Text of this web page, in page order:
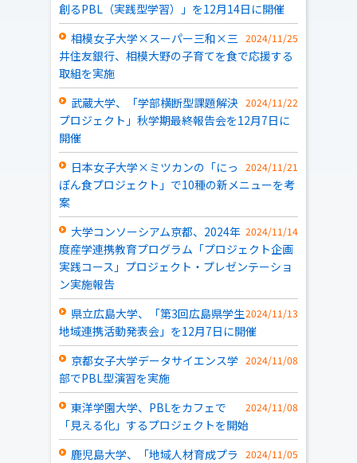
創るPBL（実践型学習）」を12月14日に開催
2024/11/25
相模女子大学×スーパー三和×三
井住友銀行、相模大野の子育てを食で応援する
取組を実施
2024/11/22
武蔵大学、「学部横断型課題解決
プロジェクト」秋学期最終報告会を12月7日に
開催
2024/11/21
日本女子大学×ミツカンの「にっ
ぽん食プロジェクト」で10種の新メニューを考
案
2024/11/14
大学コンソーシアム京都、2024年
度産学連携教育プログラム「プロジェクト企画
実践コース」プロジェクト・プレゼンテーショ
ン実施報告
2024/11/13
県立広島大学、「第3回広島県学生
地域連携活動発表会」を12月7日に開催
2024/11/08
京都女子大学データサイエンス学
部でPBL型演習を実施
2024/11/08
東洋学園大学、PBLをカフェで
「見える化」するプロジェクトを開始
2024/11/05
鹿児島大学、「地域人材育成プラ